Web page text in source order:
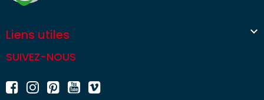
Liens utiles 
SUIVEZ-NOUS